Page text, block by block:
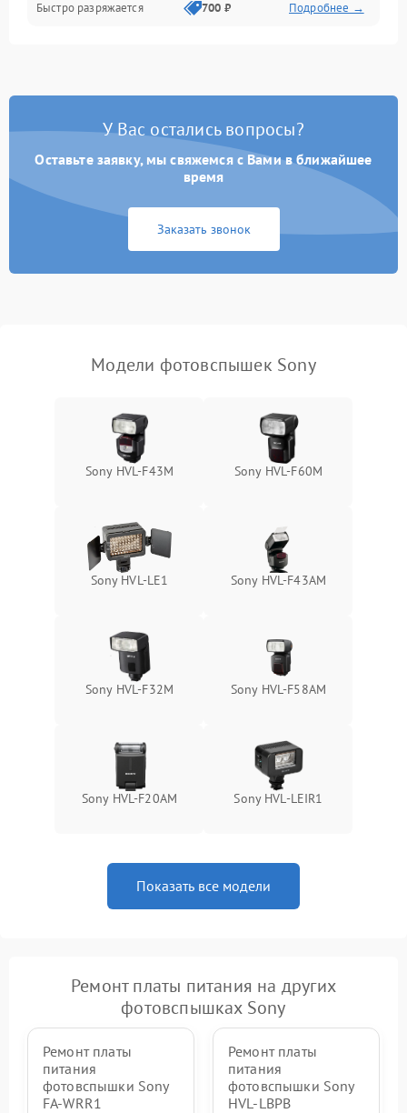
Быстро разряжается 700 ₽ Подробнее →
У Вас остались вопросы?
Оставьте заявку, мы свяжемся с Вами в ближайшее
время
Заказать звонок
Модели фотовспышек Sony
Sony HVL-F43M Sony HVL-F60M
Sony HVL-LE1 Sony HVL-F43AM
Sony HVL-F32M Sony HVL-F58AM
Sony HVL-F20AM Sony HVL-LEIR1
Показать все модели
Ремонт платы питания на других
фотовспышках Sony
Ремонт платы
питания
фотовспышки Sony
FA-WRR1
Ремонт платы
питания
фотовспышки Sony
HVL-LBPB